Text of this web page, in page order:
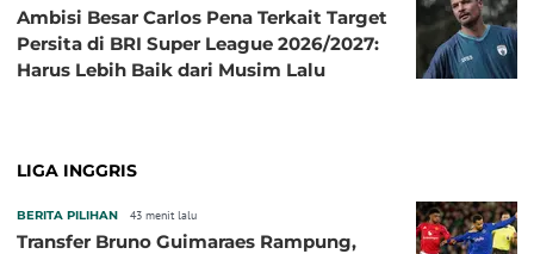
Ambisi Besar Carlos Pena Terkait Target
Persita di BRI Super League 2026/2027:
Harus Lebih Baik dari Musim Lalu
LIGA INGGRIS
BERITA PILIHAN 43 menit lalu
Transfer Bruno Guimaraes Rampung,